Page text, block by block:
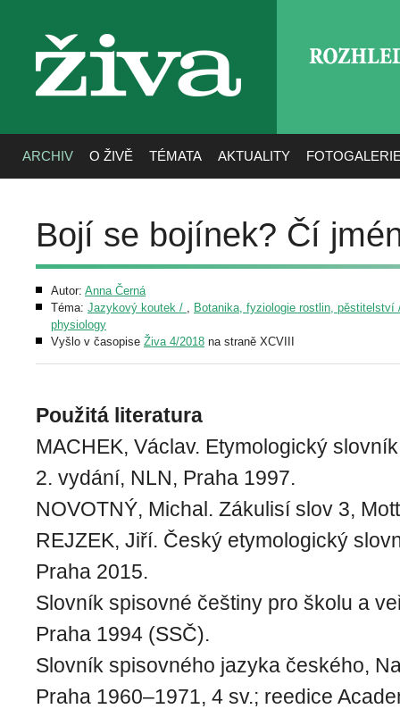
živa
ARCHIV O ŽIVĚ TÉMATA AKTUALITY
Bojí se bojínek? Čí
Autor: Anna Černá
Téma: Jazykový koutek / , Botanika, fyziologie rostlin, pěstitelství
physiology
Vyšlo v časopise Živa 4/2018 na straně XCVIII
Použitá literatura
MACHEK, Václav. Etymologický
2. vydání, NLN, Praha 1997.
NOVOTNÝ, Michal. Zákulisí slov 3,
REJZEK, Jiří. Český etymologický
Praha 2015.
Slovník spisovné češtiny pro školu a
Praha 1994 (SSČ).
Slovník spisovného jazyka českého,
Praha 1960–1971, 4 sv.; reedice